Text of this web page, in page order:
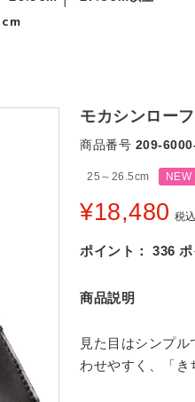
モカシンロー
商品番号 209-
25～26.5cm NEW
¥18,480 税込
ポイント： 336 ポ
商品説明
見た目はシンプ
わせやすく、「き